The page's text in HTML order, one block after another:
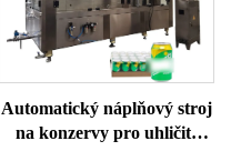
Automatický náplňový stroj
na konzervy pro uhličité